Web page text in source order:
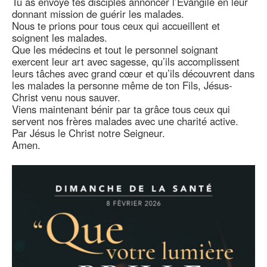
donnant mission de guérir les malades.
Nous te prions pour tous ceux qui accueillent et
soignent les malades.
Que les médecins et tout le personnel soignant
exercent leur art avec sagesse, qu’ils accomplissent
leurs tâches avec grand cœur et qu’ils découvrent dans
les malades la personne même de ton Fils, Jésus-
Christ venu nous sauver.
Viens maintenant bénir par ta grâce tous ceux qui
servent nos frères malades avec une charité active.
Par Jésus le Christ notre Seigneur.
Amen.